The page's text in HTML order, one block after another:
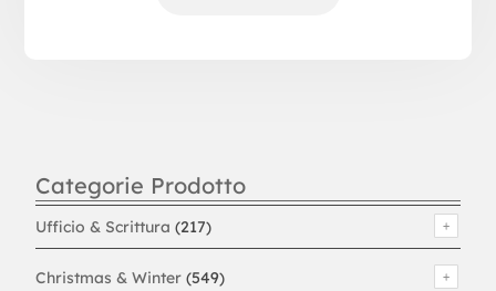
Categorie Prodotto
Ufficio & Scrittura (217)
Christmas & Winter (549)